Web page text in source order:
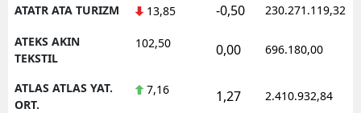
ATATR ATA TURIZM 13,85 -0,50 230.271.119,32
ATEKS AKIN
TEKSTIL
102,50 0,00 696.180,00
ATLAS ATLAS YAT.
ORT.
7,16 1,27 2.410.932,84